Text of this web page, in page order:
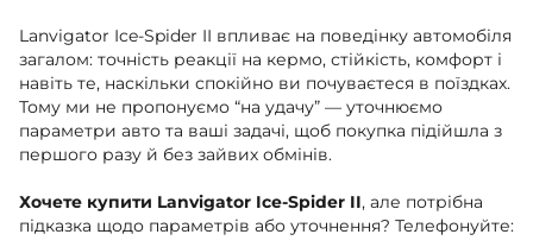
Lanvigator Ice-Spider II впливає на поведінку автомобіля
загалом: точність реакції на кермо, стійкість, комфорт і
навіть те, наскільки спокійно ви почуваєтеся в поїздках.
Тому ми не пропонуємо “на удачу” — уточнюємо
параметри авто та ваші задачі, щоб покупка підійшла з
першого разу й без зайвих обмінів.
Хочете купити Lanvigator Ice-Spider II, але потрібна
підказка щодо параметрів або уточнення? Телефонуйте: